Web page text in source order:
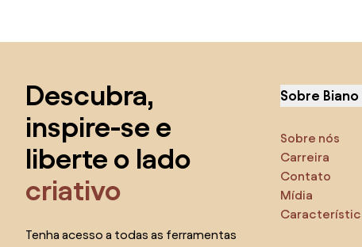
Descubra,
inspire-se e
liberte o lado
criativo
Tenha acesso a todas as ferramentas
Sobre Biano
Sobre nós
Carreira
Contato
Mídia